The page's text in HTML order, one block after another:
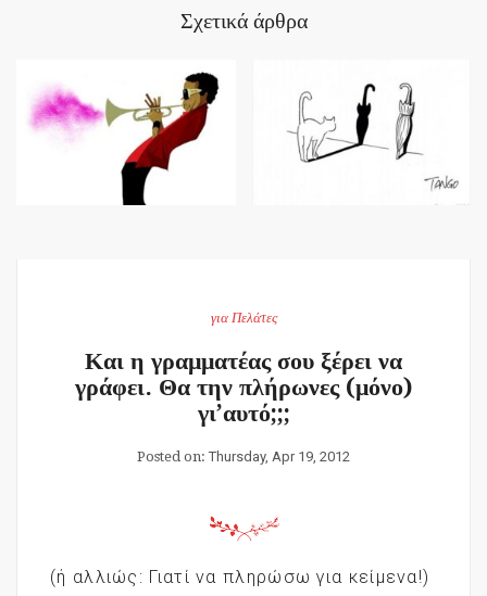
Σχετικά άρθρα
για Πελάτες
Και η γραμματέας σου ξέρει να
γράφει. Θα την πλήρωνες (μόνο)
γι’αυτό;;;
Posted on: Thursday, Apr 19, 2012
(ή αλλιώς: Γιατί να πληρώσω για κείμενα!)